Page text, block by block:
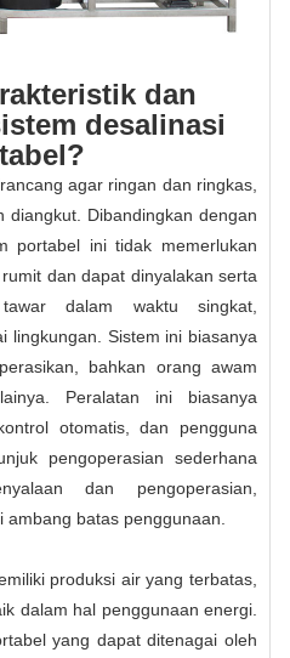
dan
desalinasi
agar ringan dan ringkas,
diangkut. Dibandingkan dengan
portabel ini tidak memerlukan
dan dapat dinyalakan serta
dalam waktu singkat,
lingkungan. Sistem ini biasanya
bahkan orang awam
Peralatan ini biasanya
otomatis, dan pengguna
pengoperasian sederhana
dan pengoperasian,
batas penggunaan.
produksi air yang terbatas,
dalam hal penggunaan energi.
yang dapat ditenagai oleh